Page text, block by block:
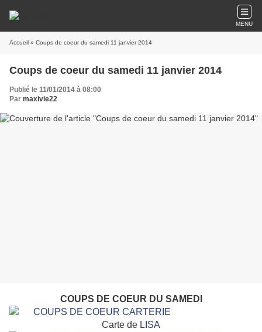
MENU
Accueil » Coups de coeur du samedi 11 janvier 2014
Coups de coeur du samedi 11 janvier 2014
Publié le 11/01/2014 à 08:00
Par maxivie22
COUPS DE COEUR DU SAMEDI
Carte de LISA